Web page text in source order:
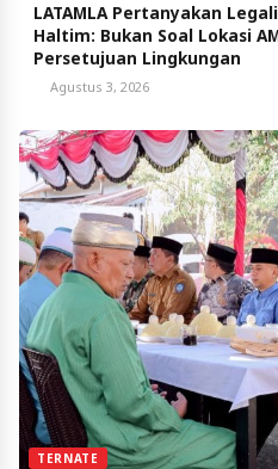
LATAMLA Pertanyakan
Haltim: Bukan Soal Lokasi
Persetujuan Lingkungan
Agustus 3, 2026
TERNATE